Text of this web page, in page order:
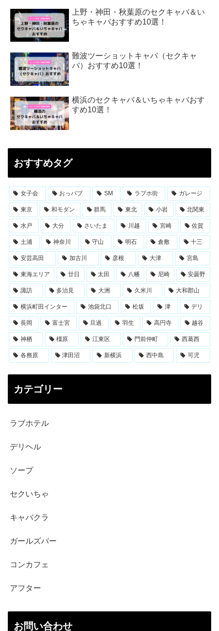
上野・神田・秋葉原のセクキャバ＆い
ちゃキャバおすすめ10選！
難波ツーショットキャバ（セクキャ
バ）おすすめ10選！
横浜のセクキャバ＆いちゃキャバおす
すめ10選！
おすすめタグ
女子会 おっパブ SM ラブホ街 ガレージ
東京 和モダン 群馬 東北 小岩 北関東
水戸 大分 さいたま 川越 宮崎 佐賀
土浦 神奈川 守山 明石 倉敷 十三
安芸高田 加古川 彦根 大津 宮島
東海エリア 廿日 太田 八幡 尼崎 安曇野
諏訪 多治見 大洲 久米川 大和郡山
横浜町田インター 池袋北口 松坂 津 デリ
長岡 富士宮 旦過 羽生 高円寺 越谷
神栖 橿原 江東区 門前仲町 西葛西
各務原 津田沼 新横浜 西中島 可児
カテゴリー
ラブホテル
デリヘル
ソープ
セクいちゃ
キャバクラ
ガールズバー
コンカフェ
アフター
お問い合わせ